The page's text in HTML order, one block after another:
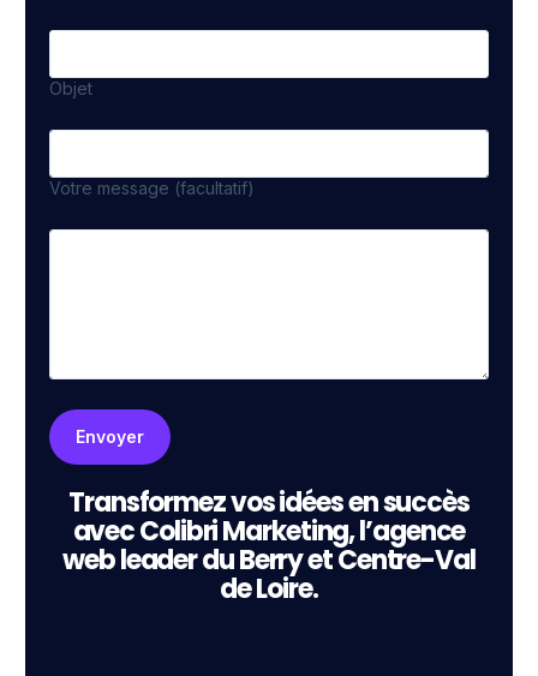
Objet
Votre message (facultatif)
Transformez vos idées en succès
avec Colibri Marketing, l’agence
web leader du Berry et Centre-Val
de Loire.